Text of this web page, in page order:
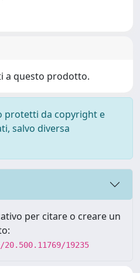
a questo prodotto.
protetti da copyright e
salvo diversa
per citare o creare un
19235